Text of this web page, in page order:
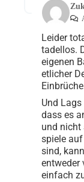
Leider
tadellos.
eigenen
etlicher
Und
dass es
und nicht
spiele
sind,
entweder
einfach